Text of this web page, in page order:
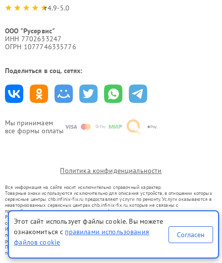
Мы принимаем
все формы оплаты
4.9-5.0
ООО "Русервис"
ИНН 7702633247
ОГРН 1077746335776
Поделиться в соц. сетях:
Политика конфиденциальности
Вся информация на сайте носит исключительно справочный характер.
Товарные знаки используются исключительно для описания устройств, в отношении которых
сервисные центры chb.infinix-fix.ru предоставляют услуги по ремонту. Услуги оказываются в
неавторизованных сервисных центрах chb.infinix-fix.ru, которые не связаны с
правообладателями товарных знаков или их официальными представителями.
Ремонт осуществляется для устройств, уже введенных в гражданский оборот в соответствии
со статьей 1487 ГК РФ.
Использование товарных знаков не преследует цели индивидуализации услуг или введения
потребителей в заблуждение, а служит для информирования о предоставляемых услугах по
ремонту техники указанных брендов.
Представленная на сайте информация не является публичной офертой, определяемой
положениями Статьи 437(2) Гражданского кодекса РФ
Этот сайт использует файлы cookie. Вы можете
ознакомиться с правилами использования
файлов cookie
Согласен